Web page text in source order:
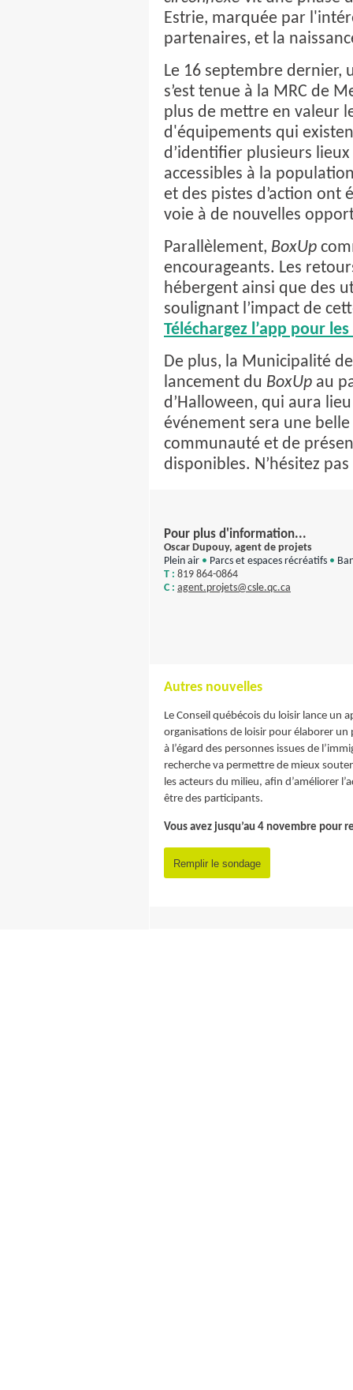
Estrie, marquée par
partenaires, et la
Le 16 septembre
s’est tenue à la MRC de
plus de mettre en valeur
d'équipements qui
d’identifier plusieurs
accessibles à la
et des pistes d’action
voie à de nouvelles
Parallèlement, BoxUp
encourageants. Les
hébergent ainsi que des
soulignant l’impact de
Téléchargez l’app pour
De plus, la Municipalité
lancement du BoxUp au
d’Halloween, qui aura
événement sera une
communauté et de
disponibles. N’hésitez
Pour plus d'information...
Oscar Dupouy, agent de projets
Plein air • Parcs et espaces récréatifs •
T : 819 864-0864
C : agent.projets@csle.qc.ca
Autres nouvelles
Le Conseil québécois du loisir lance un
organisations de loisir pour élaborer
à l’égard des personnes issues de
recherche va permettre de mieux
les acteurs du milieu, afin d’améliorer
être des participants.
Vous avez jusqu’au 4 novembre pour
Remplir le sondage